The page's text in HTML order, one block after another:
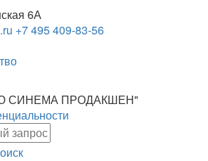
6А
+7 495 409-83-56
СИНЕМА ПРОДАКШЕН"